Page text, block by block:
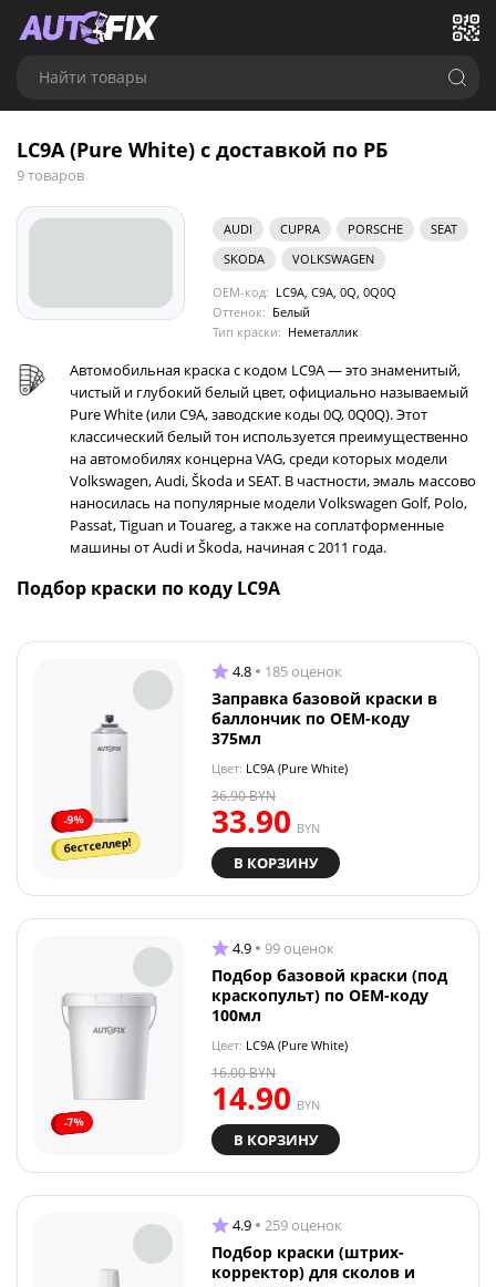
Найти товары
LC9A (Pure White) с доставкой по РБ
9 товаров
AUDI CUPRA PORSCHE
SEAT
SKODA
VOLKSWAGEN
OEM-код: LC9A, C9A, 0Q, 0Q0Q
Оттенок: Белый
Тип краски: Неметаллик
Автомобильная краска с кодом LC9A — это знаменитый,
чистый и глубокий белый цвет, официально называемый
Pure White (или C9A, заводские коды 0Q, 0Q0Q). Этот
классический белый тон используется преимущественно
на автомобилях концерна VAG, среди которых модели
Volkswagen, Audi, Škoda и SEAT. В частности, эмаль массово
наносилась на популярные модели Volkswagen Golf, Polo,
Passat, Tiguan и Touareg, а также на соплатформенные
машины от Audi и Škoda, начиная с 2011 года.
Подбор краски по коду LC9A
-9%
бестселлер!
4.8 185 оценок
Заправка базовой краски в
баллончик по OEM-коду
375мл
Цвет: LC9A (Pure White)
33.90 BYN
36.90BYN
В КОРЗИНУ
-7%
4.9 99 оценок
Подбор базовой краски (под
краскопульт) по OEM-коду
100мл
Цвет: LC9A (Pure White)
14.90 BYN
16.00BYN
В КОРЗИНУ
4.9 259 оценок
Подбор краски (штрих-
корректор) для сколов и